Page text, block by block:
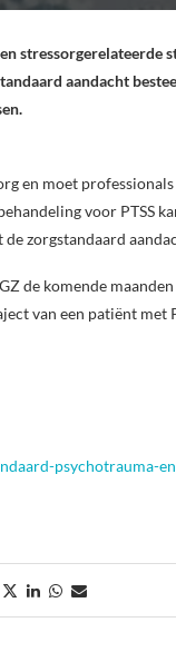
stressorgerelateerde
aandacht
en moet
voor PTSS
de zorgstandaard
de komende
van een patiënt met
psychotrauma-